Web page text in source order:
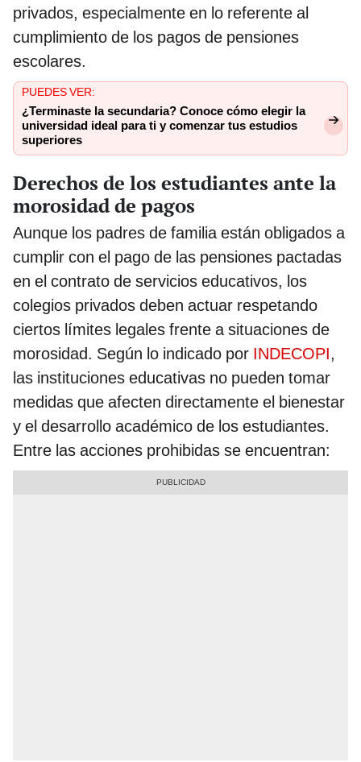
privados, especialmente en lo referente al
cumplimiento de los pagos de pensiones
escolares.
PUEDES VER:
¿Terminaste la secundaria? Conoce cómo elegir la
universidad ideal para ti y comenzar tus estudios
superiores
Derechos de los estudiantes ante la
morosidad de pagos
Aunque los padres de familia están obligados a
cumplir con el pago de las pensiones pactadas
en el contrato de servicios educativos, los
colegios privados deben actuar respetando
ciertos límites legales frente a situaciones de
morosidad. Según lo indicado por INDECOPI,
las instituciones educativas no pueden tomar
medidas que afecten directamente el bienestar
y el desarrollo académico de los estudiantes.
Entre las acciones prohibidas se encuentran: